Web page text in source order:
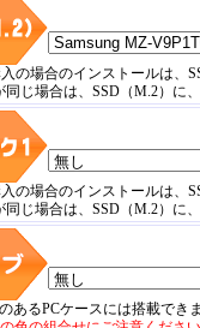
の場合のインストールは、
同じ場合は、SSD（M.2）に
の場合のインストールは、
同じ場合は、SSD（M.2）に
るPCケースには搭載できま